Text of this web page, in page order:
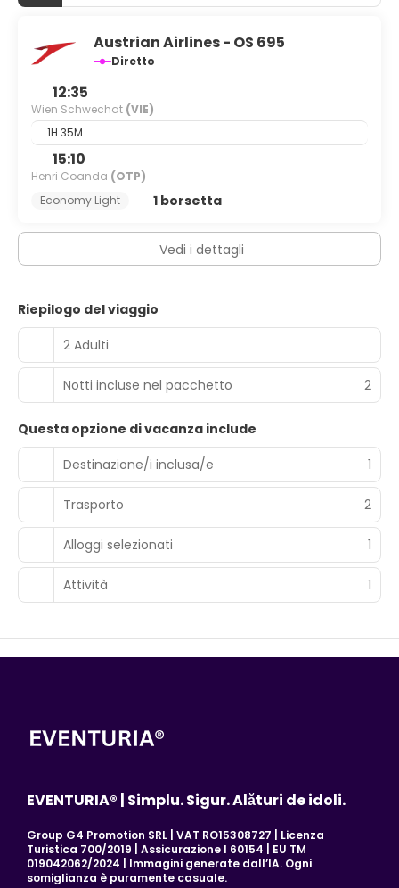
Austrian Airlines - OS 695
Diretto
12:35
Wien Schwechat (VIE)
1H 35M
15:10
Henri Coanda (OTP)
Economy Light
1 borsetta
Vedi i dettagli
Riepilogo del viaggio
2 Adulti
Notti incluse nel pacchetto 2
Questa opzione di vacanza include
Destinazione/i inclusa/e
1
Trasporto 2
Alloggi selezionati 1
Attività 1
EVENTURIA® | Simplu. Sigur. Alături de idoli.
Group G4 Promotion SRL | VAT RO15308727 | Licenza
Turistica 700/2019 | Assicurazione I 60154 | EU TM
019042062/2024 | Immagini generate dall’IA. Ogni
somiglianza è puramente casuale.